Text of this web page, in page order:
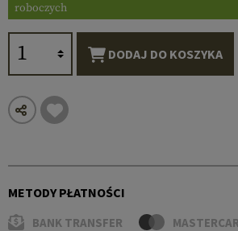
roboczych
DODAJ DO KOSZYKA
METODY PŁATNOŚCI
BANK TRANSFER